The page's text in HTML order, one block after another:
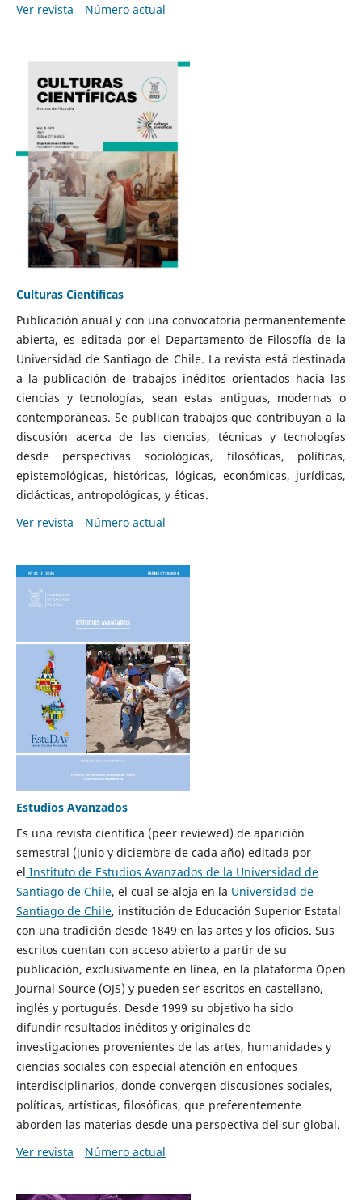
Ver revista
Número actual
Culturas Científicas
Publicación anual y con una convocatoria permanentemente
abierta, es editada por el Departamento de Filosofía de la
Universidad de Santiago de Chile. La revista está destinada
a la publicación de trabajos inéditos orientados hacia las
ciencias y tecnologías, sean estas antiguas, modernas o
contemporáneas. Se publican trabajos que contribuyan a la
discusión acerca de las ciencias, técnicas y tecnologías
desde perspectivas sociológicas, filosóficas, políticas,
epistemológicas, históricas, lógicas, económicas, jurídicas,
didácticas, antropológicas, y éticas.
Ver revista
Número actual
Estudios Avanzados
Es una revista científica (peer reviewed) de aparición
semestral (junio y diciembre de cada año) editada por
el Instituto de Estudios Avanzados de la Universidad de
Santiago de Chile, el cual se aloja en la Universidad de
Santiago de Chile, institución de Educación Superior Estatal
con una tradición desde 1849 en las artes y los oficios. Sus
escritos cuentan con acceso abierto a partir de su
publicación, exclusivamente en línea, en la plataforma Open
Journal Source (OJS) y pueden ser escritos en castellano,
inglés y portugués. Desde 1999 su objetivo ha sido
difundir resultados inéditos y originales de
investigaciones provenientes de las artes, humanidades y
ciencias sociales con especial atención en enfoques
interdisciplinarios, donde convergen discusiones sociales,
políticas, artísticas, filosóficas, que preferentemente
aborden las materias desde una perspectiva del sur global.
Ver revista
Número actual